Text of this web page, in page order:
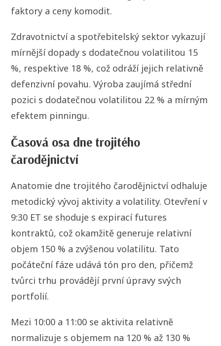
faktory a ceny komodit.
Zdravotnictví a spotřebitelský sektor vykazují
mírnější dopady s dodatečnou volatilitou 15
%, respektive 18 %, což odráží jejich relativně
defenzivní povahu. Výroba zaujímá střední
pozici s dodatečnou volatilitou 22 % a mírným
efektem pinningu.
Časová osa dne trojitého
čarodějnictví
Anatomie dne trojitého čarodějnictví odhaluje
metodický vývoj aktivity a volatility. Otevření v
9:30 ET se shoduje s expirací futures
kontraktů, což okamžitě generuje relativní
objem 150 % a zvýšenou volatilitu. Tato
počáteční fáze udává tón pro den, přičemž
tvůrci trhu provádějí první úpravy svých
portfolií.
Mezi 10:00 a 11:00 se aktivita relativně
normalizuje s objemem na 120 % až 130 %